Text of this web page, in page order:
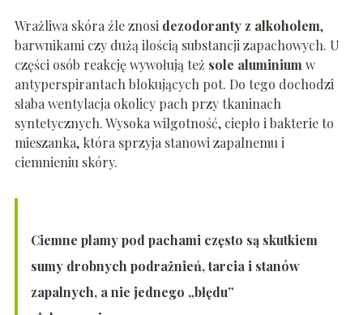
Wrażliwa skóra źle znosi dezodoranty z alkoholem,
barwnikami czy dużą ilością substancji zapachowych. U
części osób reakcję wywołują też sole aluminiumw
antyperspirantach blokujących pot. Do tego dochodzi
słaba wentylacja okolicy pach przy tkaninach
syntetycznych. Wysoka wilgotność, ciepło i bakterie to
mieszanka, która sprzyja stanowi zapalnemu i
ciemnieniu skóry.
Ciemne plamy pod pachami często są skutkiem
sumy drobnych podrażnień, tarcia i stanów
zapalnych, a nie jednego „błędu”